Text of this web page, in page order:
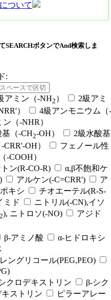
ついて
SEARCHボタンでAnd検索しま
:
アミン（-NH2 ）
2級アミ
）
4級アンモニウム（-
（-NHR）
基（-CH2-OH）
2級水酸基
OH）
フェノール性
-COOH）
ン(R-CO-R)
α,β不飽和ケ
アルケン(-C=CRR')
ア
キシ
チオエーテル(R-S-
ミド
ニトリル(-CN),イソ
2), ニトロソ(-NO)
アジド
β-アミノ酸
α-ヒドロキシ
ングリコール(PEG,PEO)
クロデキストリン
β-シク
ストリン ピラーアレー